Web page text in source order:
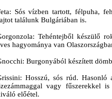
Sós vízben tartott, félpuha,
találunk Bulgáriában is.
Tehéntejből készülő
hagyománya van
Burgonyából készített
Hosszú, sós rúd. Hasonló
vagy fűszerekkel
előétel.